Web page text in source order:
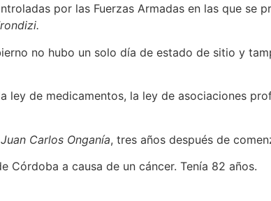
por las Fuerzas Armadas en las que se
no hubo un solo día de estado de sitio y
de medicamentos, la ley de asociaciones
Juan Carlos Onganía, tres años después de
Córdoba a causa de un cáncer. Tenía 82 años.